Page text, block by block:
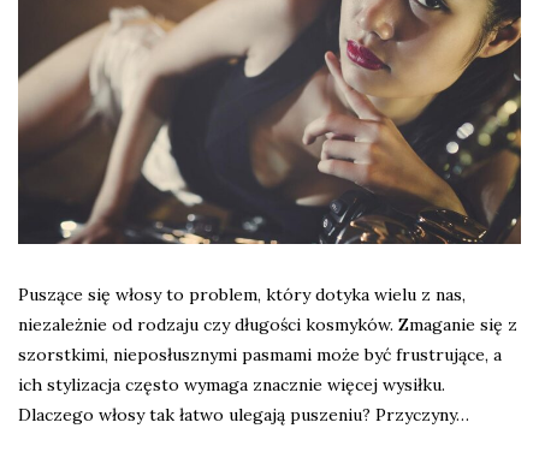
Puszące się włosy to problem, który dotyka wielu z nas,
niezależnie od rodzaju czy długości kosmyków. Zmaganie się z
szorstkimi, nieposłusznymi pasmami może być frustrujące, a
ich stylizacja często wymaga znacznie więcej wysiłku.
Dlaczego włosy tak łatwo ulegają puszeniu? Przyczyny…